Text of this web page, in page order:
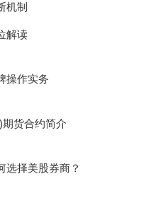
机制
解读
操作实务
货合约简介
选择美股券商？